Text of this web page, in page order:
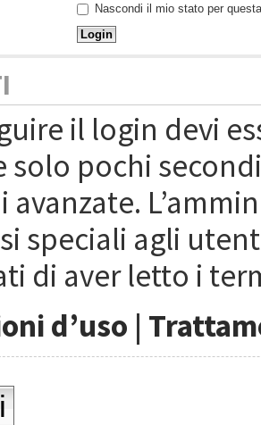
Nascondi il mio stato per
il login devi
solo pochi
avanzate.
speciali agli
di aver letto i
d’uso |